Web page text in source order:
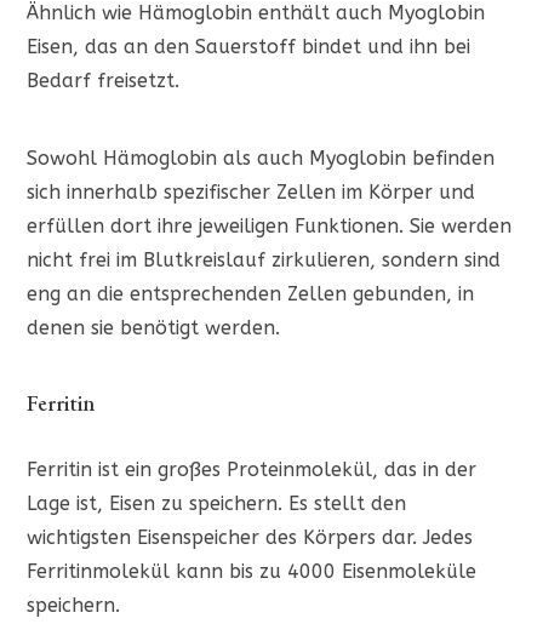
Ähnlich wie Hämoglobin enthält auch Myoglobin
Eisen, das an den Sauerstoff bindet und ihn bei
Bedarf freisetzt.
Sowohl Hämoglobin als auch Myoglobin befinden
sich innerhalb spezifischer Zellen im Körper und
erfüllen dort ihre jeweiligen Funktionen. Sie werden
nicht frei im Blutkreislauf zirkulieren, sondern sind
eng an die entsprechenden Zellen gebunden, in
denen sie benötigt werden.
Ferritin
Ferritin ist ein großes Proteinmolekül, das in der
Lage ist, Eisen zu speichern. Es stellt den
wichtigsten Eisenspeicher des Körpers dar. Jedes
Ferritinmolekül kann bis zu 4000 Eisenmoleküle
speichern.